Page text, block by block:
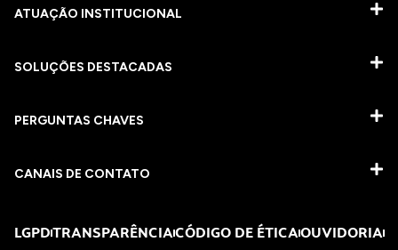
ATUAÇÃO INSTITUCIONAL
SOLUÇÕES DESTACADAS
PERGUNTAS CHAVES​
CANAIS DE CONTATO
LGPDTRANSPARÊNCIACÓDIGO DE ÉTICAOUVIDORIA